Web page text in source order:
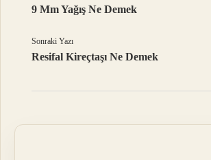
9 Mm Yağış Ne Demek
Sonraki Yazı
Resifal Kireçtaşı Ne Demek